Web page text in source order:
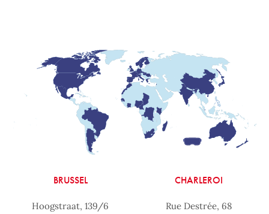
BRUSSEL
Hoogstraat, 139/6
CHARLEROI
Rue Destrée, 68